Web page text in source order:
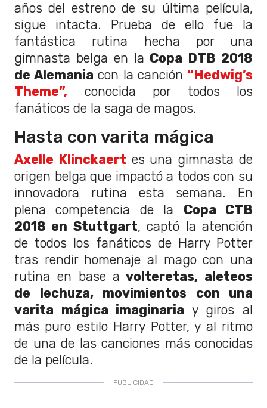
años del estreno de su última película,
sigue intacta. Prueba de ello fue la
fantástica rutina hecha por una
gimnasta belga en la Copa DTB 2018
de Alemania con la canción “Hedwig’s
Theme”, conocida por todos los
fanáticos de la saga de magos.
Hasta con varita mágica
Axelle Klinckaert es una gimnasta de
origen belga que impactó a todos con su
innovadora rutina esta semana. En
plena competencia de la Copa CTB
2018 en Stuttgart, captó la atención
de todos los fanáticos de Harry Potter
tras rendir homenaje al mago con una
rutina en base a volteretas, aleteos
de lechuza, movimientos con una
varita mágica imaginaria y giros al
más puro estilo Harry Potter, y al ritmo
de una de las canciones más conocidas
de la película.